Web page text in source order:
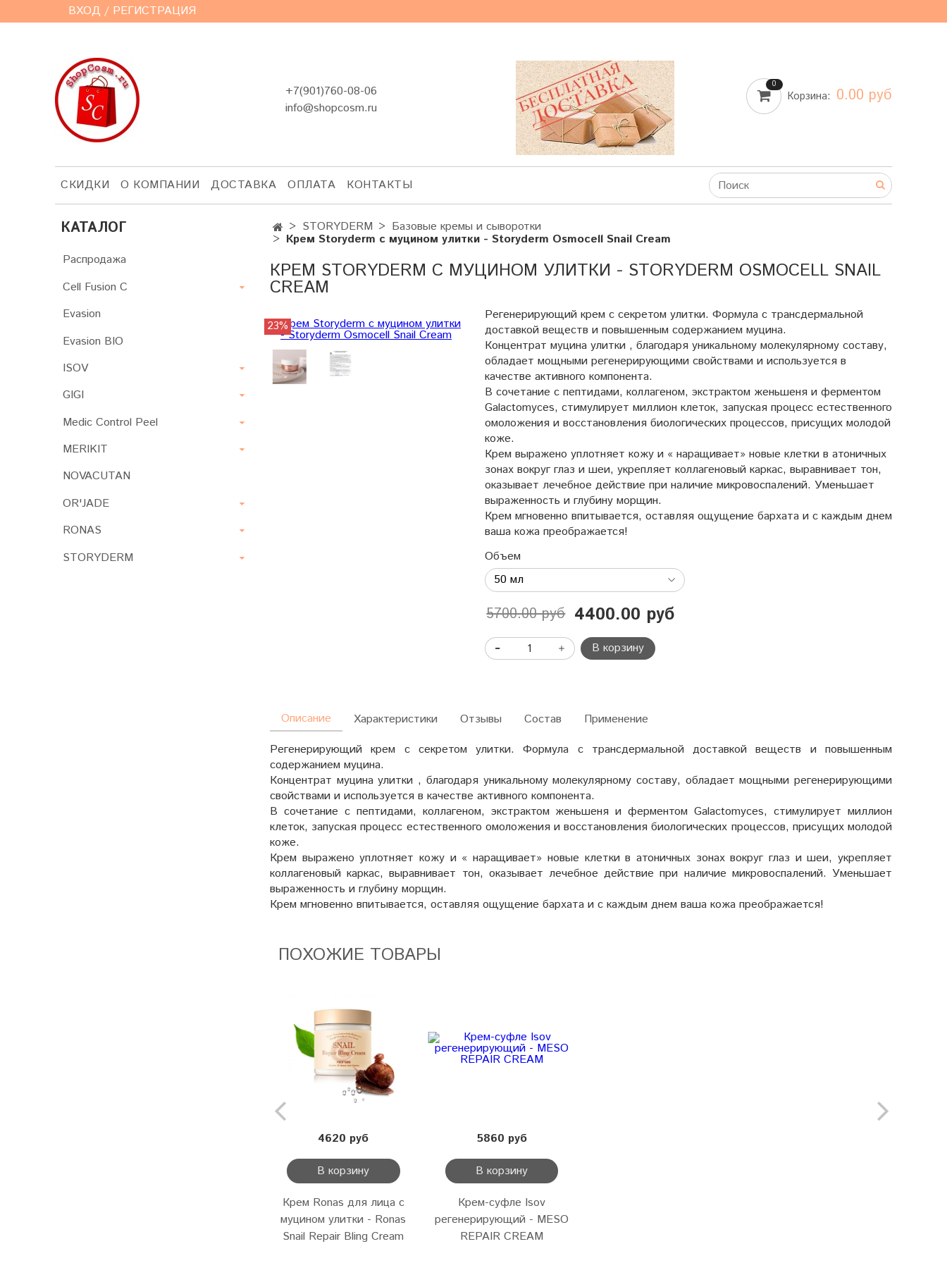
ВХОД / РЕГИСТРАЦИЯ
+7(901)760-08-06
info@shopcosm.ru
0
Корзина: 0.00 руб
СКИДКИ О КОМПАНИИ ДОСТАВКА ОПЛАТА КОНТАКТЫ
STORYDERM Базовые кремы и сыворотки
Крем Storyderm с муцином улитки - Storyderm Osmocell Snail Cream
КРЕМ STORYDERM С МУЦИНОМ УЛИТКИ - STORYDERM OSMOCELL SNAIL
CREAM
23%
Регенерирующий крем с секретом улитки. Формула с трансдермальной
доставкой веществ и повышенным содержанием муцина.
Концентрат муцина улитки , благодаря уникальному молекулярному составу,
обладает мощными регенерирующими свойствами и используется в
качестве активного компонента.
В сочетание с пептидами, коллагеном, экстрактом женьшеня и ферментом
Galactomyces, стимулирует миллион клеток, запуская процесс естественного
омоложения и восстановления биологических процессов, присущих молодой
коже.
Крем выражено уплотняет кожу и « наращивает» новые клетки в атоничных
зонах вокруг глаз и шеи, укрепляет коллагеновый каркас, выравнивает тон,
оказывает лечебное действие при наличие микровоспалений. Уменьшает
выраженность и глубину морщин.
Крем мгновенно впитывается, оставляя ощущение бархата и с каждым днем
ваша кожа преображается!
Объем
5700.00 руб 4400.00 руб
В корзину
Описание
Регенерирующий крем с секретом улитки. Формула с трансдермальной доставкой веществ и повышенным
содержанием муцина.
Концентрат муцина улитки , благодаря уникальному молекулярному составу, обладает мощными регенерирующими
свойствами и используется в качестве активного компонента.
В сочетание с пептидами, коллагеном, экстрактом женьшеня и ферментом Galactomyces, стимулирует миллион
клеток, запуская процесс естественного омоложения и восстановления биологических процессов, присущих молодой
коже.
Крем выражено уплотняет кожу и « наращивает» новые клетки в атоничных зонах вокруг глаз и шеи, укрепляет
коллагеновый каркас, выравнивает тон, оказывает лечебное действие при наличие микровоспалений. Уменьшает
выраженность и глубину морщин.
Крем мгновенно впитывается, оставляя ощущение бархата и с каждым днем ваша кожа преображается!
Характеристики Отзывы Состав Применение
ПОХОЖИЕ ТОВАРЫ
4620 руб
В корзину
Крем Ronas для лица с
муцином улитки - Ronas
Snail Repair Bling Cream
5860 руб
В корзину
Крем-суфле Isov
регенерирующий - MESO
REPAIR CREAM
КАТАЛОГ
Распродажа
Cell Fusion C
Evasion
Evasion BIO
ISOV
GIGI
Medic Control Peel
MERIKIT
NOVACUTAN
OR'JADE
RONAS
STORYDERM